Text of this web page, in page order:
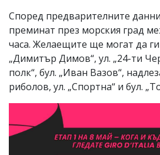
Според предварителните
преминат през морския град
часа. Желаещите ще могат да
„Димитър Димов“, ул. „24-ти
полк“, бул. „Иван Вазов“,
риболов, ул. „Спортна“ и бул.